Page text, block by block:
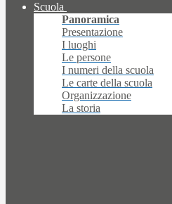
Scuola
Panoramica
Presentazione
I luoghi
Le persone
I numeri della scuola
Le carte della scuola
Organizzazione
La storia